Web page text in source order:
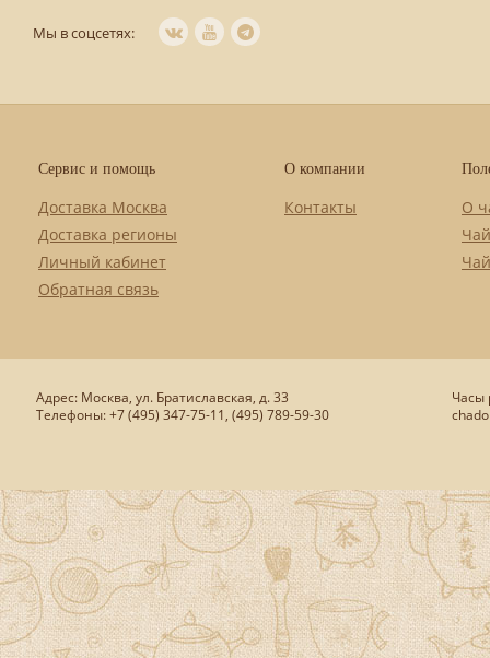
Мы в соцсетях:
Сервис и помощь
Доставка Москва
Доставка регионы
Личный кабинет
Обратная связь
О компании
Контакты
О
Адрес: Москва, ул. Братиславская, д. 33
Телефоны: +7 (495) 347-75-11, (495) 789-59-30
Часы